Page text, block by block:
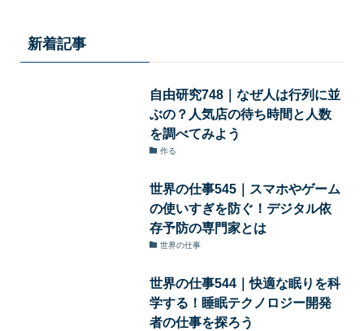
新着記事
自由研究748｜なぜ人は行列に並
ぶの？人気店の待ち時間と人数
を調べてみよう
作る
世界の仕事545｜スマホやゲーム
の使いすぎを防ぐ！デジタル依
存予防の専門家とは
世界の仕事
世界の仕事544｜快適な眠りを科
学する！睡眠テクノロジー開発
者の仕事を探ろう